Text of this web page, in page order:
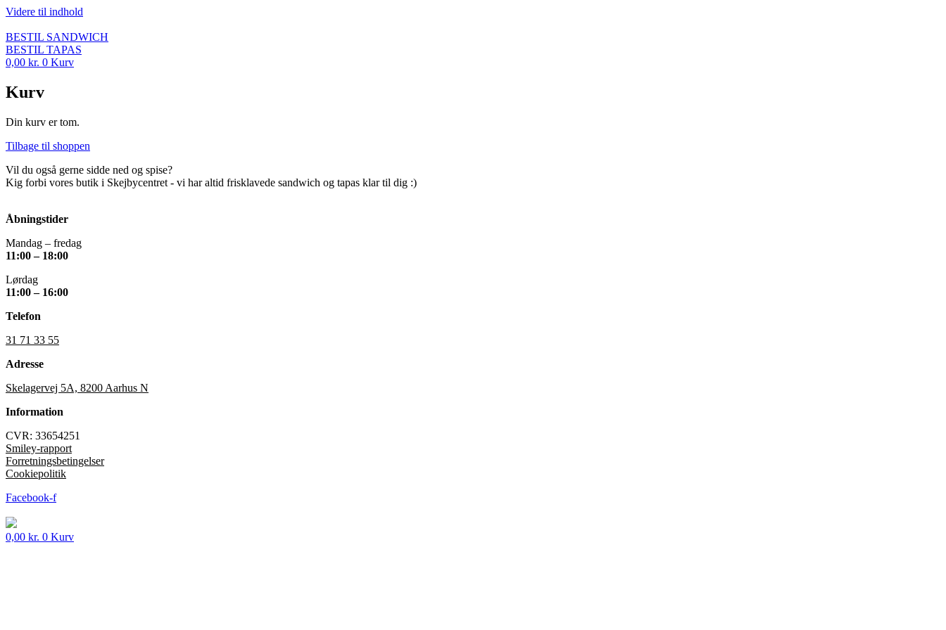
Videre til indhold
BESTIL SANDWICH
BESTIL TAPAS
0,00 kr. 0 Kurv
Kurv
Din kurv er tom.
Tilbage til shoppen
Vil du også gerne sidde ned og spise?
Kig forbi vores butik i Skejbycentret - vi har altid frisklavede sandwich og tapas klar til dig :)
Åbningstider
Mandag – fredag
11:00 – 18:00
Lørdag
11:00 – 16:00
Telefon
31 71 33 55
Adresse
Skelagervej 5A, 8200 Aarhus N
Information
CVR: 33654251
Smiley-rapport
Forretningsbetingelser
Cookiepolitik
Facebook-f
0,00 kr. 0 Kurv